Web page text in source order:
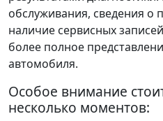
обслуживания, сведения о
наличие сервисных
более полное
автомобиля.
Особое внимание
несколько моментов: